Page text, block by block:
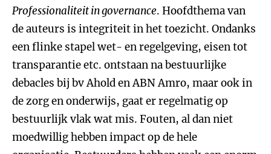
Professionaliteit in governance. Hoofdthema van
de auteurs is integriteit in het toezicht. Ondanks
een flinke stapel wet- en regelgeving, eisen tot
transparantie etc. ontstaan na bestuurlijke
debacles bij bv Ahold en ABN Amro, maar ook in
de zorg en onderwijs, gaat er regelmatig op
bestuurlijk vlak wat mis. Fouten, al dan niet
moedwillig hebben impact op de hele